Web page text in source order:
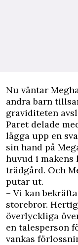
Nu väntar
andra barn
graviditeten
Paret delade
lägga upp en
sin hand på
huvud i
trädgård. Och
putar ut.
– Vi kan
storebror.
överlyckliga
en talesperson
vankas